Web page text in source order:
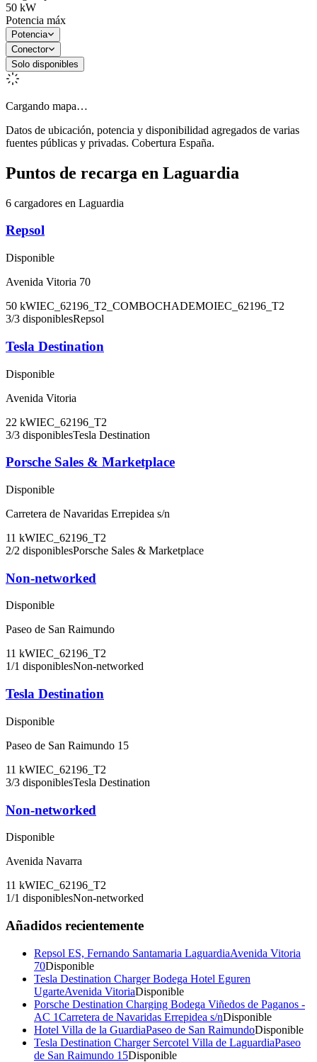
50 kW
Potencia máx
Potencia
Conector
Solo disponibles
Cargando mapa…
Datos de ubicación, potencia y disponibilidad agregados de varias
fuentes públicas y privadas. Cobertura España.
Puntos de recarga en Laguardia
6 cargadores en Laguardia
Repsol
Disponible
Avenida Vitoria 70
50 kWIEC_62196_T2_COMBOCHADEMOIEC_62196_T2
3/3 disponiblesRepsol
Tesla Destination
Disponible
Avenida Vitoria
22 kWIEC_62196_T2
3/3 disponiblesTesla Destination
Porsche Sales & Marketplace
Disponible
Carretera de Navaridas Errepidea s/n
11 kWIEC_62196_T2
2/2 disponiblesPorsche Sales & Marketplace
Non-networked
Disponible
Paseo de San Raimundo
11 kWIEC_62196_T2
1/1 disponiblesNon-networked
Tesla Destination
Disponible
Paseo de San Raimundo 15
11 kWIEC_62196_T2
3/3 disponiblesTesla Destination
Non-networked
Disponible
Avenida Navarra
11 kWIEC_62196_T2
1/1 disponiblesNon-networked
Añadidos recientemente
Repsol ES, Fernando Santamaria LaguardiaAvenida Vitoria
70Disponible
Tesla Destination Charger Bodega Hotel Eguren
UgarteAvenida VitoriaDisponible
Porsche Destination Charging Bodega Viñedos de Paganos -
AC 1Carretera de Navaridas Errepidea s/nDisponible
Hotel Villa de la GuardiaPaseo de San RaimundoDisponible
Tesla Destination Charger Sercotel Villa de LaguardiaPaseo
de San Raimundo 15Disponible